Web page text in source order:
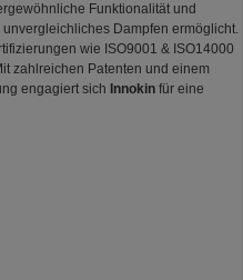
Funktionalität und
Dampfen ermöglicht.
wie ISO9001 & ISO14000
zahlreichen Patenten und einem
engagiert sich Innokin für eine